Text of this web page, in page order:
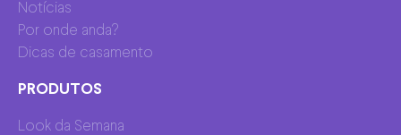
Notícias
Por onde anda?
Dicas de casamento
PRODUTOS
Look da Semana